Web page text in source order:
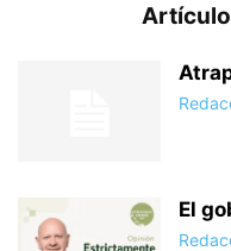
El